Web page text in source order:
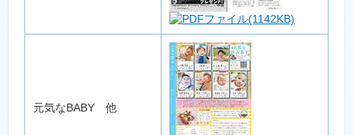
(1142KB)
元気なBABY 他